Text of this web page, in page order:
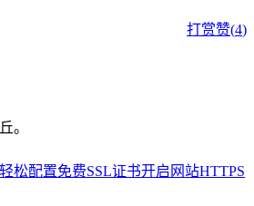
打赏赞(4)
。
松配置免费SSL证书开启网站HTTPS